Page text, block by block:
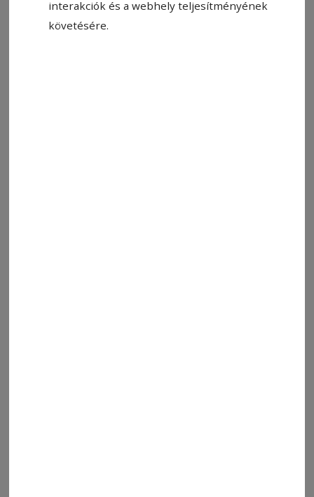
interakciók és a webhely teljesítményének
követésére.